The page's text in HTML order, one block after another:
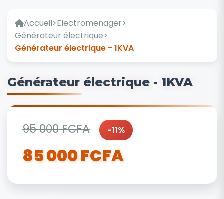
Accueil>Electromenager>
Générateur électrique>
Générateur électrique - 1KVA
Générateur électrique - 1KVA
95 000 FCFA -11%
85 000 FCFA